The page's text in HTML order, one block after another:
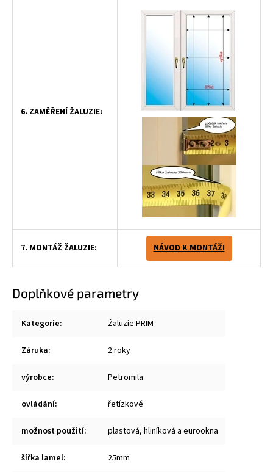
6. ZAMĚŘENÍ ŽALUZIE:
7. MONTÁŽ ŽALUZIE: NÁVOD K MONTÁŽI
Doplňkové parametry
Kategorie: Žaluzie PRIM
Záruka: 2 roky
výrobce: Petromila
ovládání: řetízkové
možnost použití: plastová, hliníková a eurookna
šířka lamel: 25mm